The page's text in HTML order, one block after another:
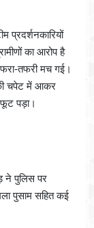
प्रदर्शनकारियों
का आरोप है
तफरी मच गई।
की चपेट में आकर
पड़ा।
ने पुलिस पर
पुसाम सहित कई